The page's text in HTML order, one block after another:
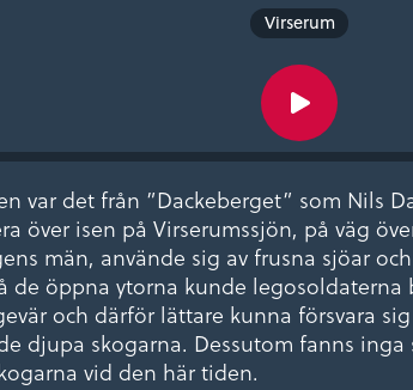
Virserum
var det från ”Dackeberget” som Nils
över isen på Virserumssjön, på väg
män, använde sig av frusna sjöar
de öppna ytorna kunde
och därför lättare kunna försvara
djupa skogarna. Dessutom fanns
vid den här tiden.